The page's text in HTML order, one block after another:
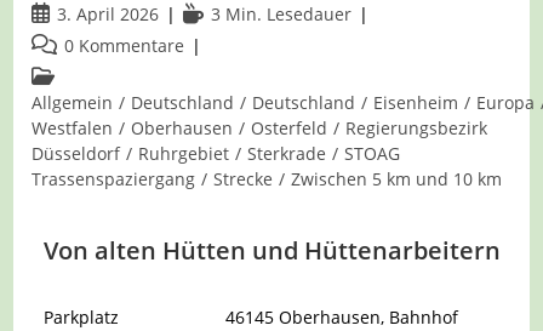
Beitrag
veröffentlicht:
3. April 2026 Lesedauer:
3 Min. Lesedauer
Beitrags-
Kommentare:
0 Kommentare
Beitrags-
Kategorie:
Allgemein / Deutschland / Deutschland / Eisenheim / Europa
Westfalen / Oberhausen / Osterfeld / Regierungsbezirk
Düsseldorf / Ruhrgebiet / Sterkrade / STOAG
Trassenspaziergang / Strecke / Zwischen 5 km und 10 km
Von alten Hütten und Hüttenarbeitern
Parkplatz
46145 Oberhausen, Bahnhof